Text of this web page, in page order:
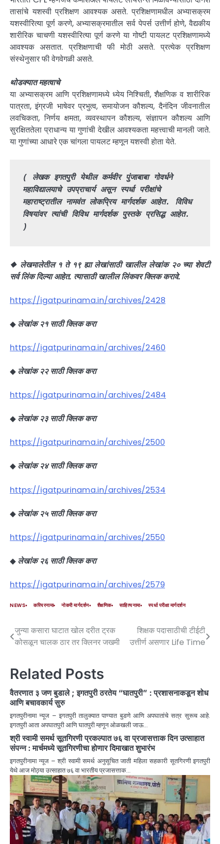
तासांचे यशस्वी प्रशिक्षण आवश्यक असते. प्रशिक्षणामधील अभ्यासक्रम
यशस्वीरित्या पूर्ण करणे, अभ्यासक्रमातील सर्व पेपर्स उत्तीर्ण होणे, वैद्यकीय
शारीरिक चाचणी यशस्वीरित्या पूर्ण करणे या गोष्टी पायलट प्रशिक्षणामध्ये
आवश्यक असतात. प्रशिक्षणाची फी मोठी असते. प्रत्येक प्रशिक्षण
संस्थेनुसार फी वेगवेगळी असते.
थोडक्यात महत्वाचे
या अभ्यासक्रम आणि प्रशिक्षणामध्ये ध्येय निश्चिती, शैक्षणिक व शारीरिक
पात्रता, इंग्रजी भाषेवर प्रभुत्व, समायोजन कौशल्य, दैनंदिन जीवनातील
लवचिकता, निर्णय क्षमता, व्यवस्थापन कौशल्य, संज्ञापन कौशल्य आणि
सुरक्षिततेला प्राधान्य या गुणांची देखील आवश्यकता महत्त्वाची मानली जाते.
या गुणांच्या आधारे एक चांगला पायलट म्हणून यशस्वी होता येते.
( लेखक इगतपुरी येथील कर्मवीर पुंजाबाबा गोवर्धने
महाविद्यालयाचे उपप्राचार्य असून स्पर्धा परीक्षांचे
महाराष्ट्रातील नामवंत लोकप्रिय मार्गदर्शक आहेत. विविध
विषयांवर त्यांची विविध मार्गदर्शक पुस्तके प्रसिद्ध आहेत.
)
◆ लेखमालेतील १ ते १९ ह्या लेखांसाठी खालील लेखांक २० च्या शेवटी
सर्व लिंक दिल्या आहेत. त्यासाठी खालील लिंकवर क्लिक करावे.
https://igatpurinama.in/archives/2428
◆ लेखांक २१ साठी क्लिक करा
https://igatpurinama.in/archives/2460
◆ लेखांक २२ साठी क्लिक करा
https://igatpurinama.in/archives/2484
◆ लेखांक २३ साठी क्लिक करा
https://igatpurinama.in/archives/2500
◆ लेखांक २४ साठी क्लिक करा
https://igatpurinama.in/archives/2534
◆ लेखांक २५ साठी क्लिक करा
https://igatpurinama.in/archives/2550
◆ लेखांक २६ साठी क्लिक करा
https://igatpurinama.in/archives/2579
NEWS करियरनामा नोकरी मार्गदर्शन शैक्षणिक साहित्यनामा स्पर्धा परीक्षा मार्गदर्शन
जुन्या कसारा घाटात खोल दरीत ट्रक
कोसळून चालक ठार तर क्लिनर जखमी
शिक्षक पदासाठीची टीईटी
उत्तीर्ण असणार Life Time
Related Posts
वैतरणात ३ जण बुडाले ; इगतपुरी ठरतेय “घातपुरी” : प्रशासनाकडून शोध
आणि बचावकार्य सुरु
इगतपुरीनामा न्यूज – इगतपुरी तालुक्यात पाण्यात बुडणे आणि अपघातांचे सत्र सुरूच आहे.
इगतपुरी आता अपघातपुरी आणि घातपुरी म्हणून ओळखली जाऊ…
श्री स्वामी समर्थ सूतगिरणी प्रकल्पात ७६ वा प्रजासत्ताक दिन उत्साहात
संपन्न : मार्चमध्ये सूतगिरणीचा होणार दिमाखात शुभारंभ
इगतपुरीनामा न्यूज – श्री स्वामी समर्थ अनुसूचित जाती महिला सहकारी सूतगिरणी इगतपुरी
येथे आज मोठ्या उत्साहात ७६ वा भारतीय प्रजासत्ताक…